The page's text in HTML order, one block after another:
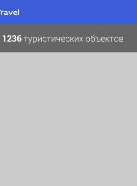
1236туристических объектов